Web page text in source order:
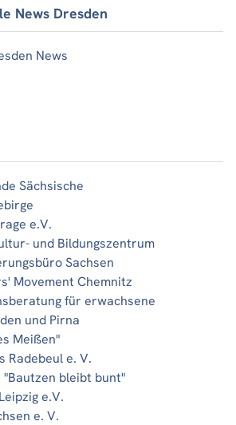
News Dresden
News
Sächsische
e.V.
und Bildungszentrum
Sachsen
Movement Chemnitz
für erwachsene
und Pirna
Meißen"
Radebeul e. V.
bleibt bunt"
e.V.
e. V.